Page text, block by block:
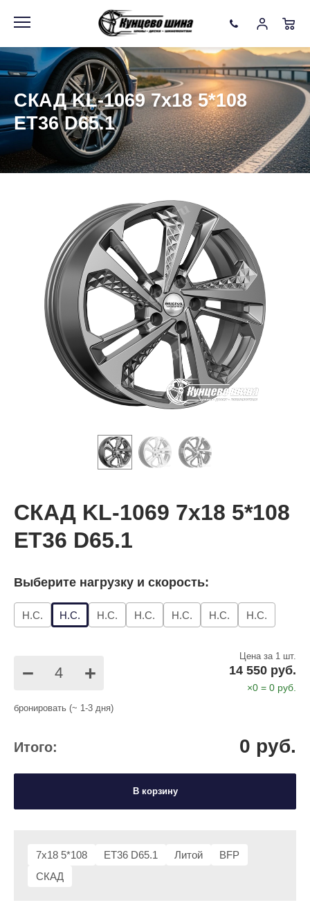
СКАД KL-1069 7x18 5*108
ET36 D65.1
СКАД KL-1069 7x18 5*108
ET36 D65.1
7x18 5*108 ET36 D65.1 Литой
BFP
СКАД
Выберите нагрузку и скорость:
Н.С. Н.С. Н.С. Н.С. Н.С. Н.С. Н.С.
− +
Цена за 1 шт.
14 550 руб.
×0 = 0 руб.
бронировать (~ 1-3 дня)
Итого: 0 руб.
В корзину
Информация Фото товара